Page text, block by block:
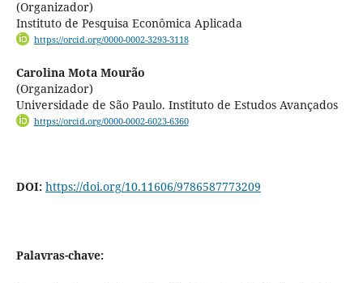
(Organizador)
Instituto de Pesquisa Econômica Aplicada
https://orcid.org/0000-0002-3293-3118
Carolina Mota Mourão
(Organizador)
Universidade de São Paulo. Instituto de Estudos Avançados
https://orcid.org/0000-0002-6023-6360
DOI: https://doi.org/10.11606/9786587773209
Palavras-chave: